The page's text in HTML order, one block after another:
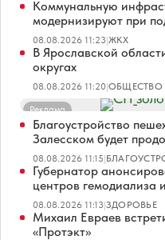
Коммунальную
модернизируют при
08.08.2026 11:23|ЖКХ
В Ярославской
округах
08.08.2026 11:20|ОБЩЕСТВО
Реклама
Благоустройство
Залесском будет
08.08.2026 11:15|
Губернатор
центров гемодиализа
08.08.2026 11:13|ЗДОРОВЬЕ
Михаил Евраев
«Протэкт»